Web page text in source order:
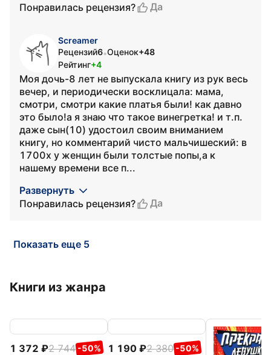
Понравилась рецензия?
Да
Screamer
Рецензий6•Оценок+48
Рейтинг+4
Моя дочь-8 лет не выпускала книгу из рук весь
вечер, и периодически восклицала: мама,
смотри, смотри какие платья были! как давно
это было!а я знаю что такое винегретка! и т.п.
даже сын(10) удостоил своим вниманием
книгу, но комментарий чисто мальчишеский: в
1700х у женщин были толстые попы,а к
нашему времени все п...
Развернуть
Понравилась рецензия?
Да
Показать еще 5
Книги из жанра
1 372 2 744 -50% 1 190 2 380 -50%